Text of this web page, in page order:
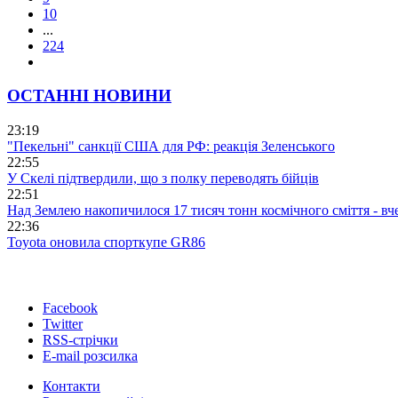
10
...
224
ОСТАННІ НОВИНИ
23:19
"Пекельні" санкції США для РФ: реакція Зеленського
22:55
У Скелі підтвердили, що з полку переводять бійців
22:51
Над Землею накопичилося 17 тисяч тонн космічного сміття -
22:36
Toyota оновила спорткупе GR86
Facebook
Twitter
RSS-стрічки
E-mail розсилка
Контакти